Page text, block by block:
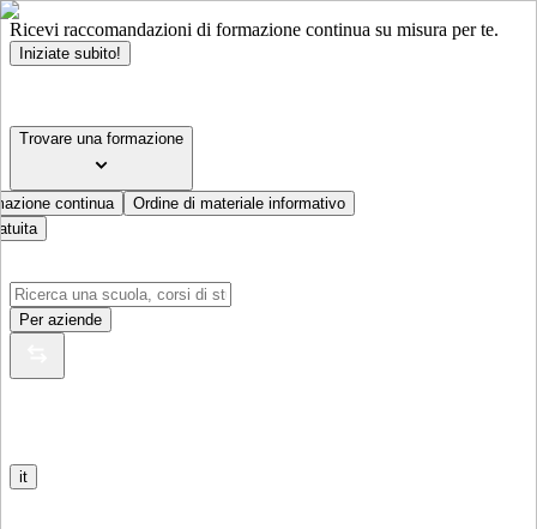
Ricevi raccomandazioni di formazione continua su misura per te.
Iniziate subito!
Trovare una formazione
continua
Ordine di materiale informativo
Per aziende
it